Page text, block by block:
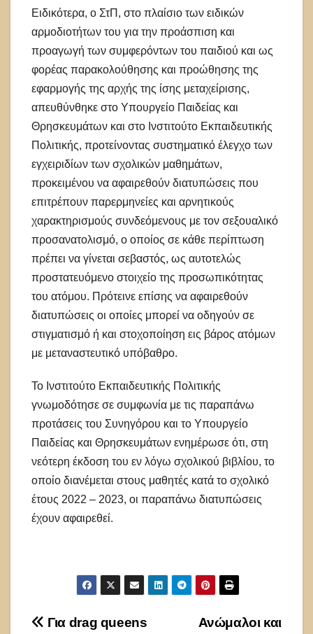
Eιδικότερα, ο ΣτΠ, στο πλαίσιο των ειδικών
αρμοδιοτήτων του για την προάσπιση και
προαγωγή των συμφερόντων του παιδιού και ως
φορέας παρακολούθησης και προώθησης της
εφαρμογής της αρχής της ίσης μεταχείρισης,
απευθύνθηκε στο Υπουργείο Παιδείας και
Θρησκευμάτων και στο Ινστιτούτο Εκπαιδευτικής
Πολιτικής, προτείνοντας συστηματικό έλεγχο των
εγχειριδίων των σχολικών μαθημάτων,
προκειμένου να αφαιρεθούν διατυπώσεις που
επιτρέπουν παρερμηνείες και αρνητικούς
χαρακτηρισμούς συνδεόμενους με τον σεξουαλικό
προσανατολισμό, ο οποίος σε κάθε περίπτωση
πρέπει να γίνεται σεβαστός, ως αυτοτελώς
προστατευόμενο στοιχείο της προσωπικότητας
του ατόμου. Πρότεινε επίσης να αφαιρεθούν
διατυπώσεις οι οποίες μπορεί να οδηγούν σε
στιγματισμό ή και στοχοποίηση εις βάρος ατόμων
με μεταναστευτικό υπόβαθρο.
Το Ινστιτούτο Εκπαιδευτικής Πολιτικής
γνωμοδότησε σε συμφωνία με τις παραπάνω
προτάσεις του Συνηγόρου και το Υπουργείο
Παιδείας και Θρησκευμάτων ενημέρωσε ότι, στη
νεότερη έκδοση του εν λόγω σχολικού βιβλίου, το
οποίο διανέμεται στους μαθητές κατά το σχολικό
έτους 2022 – 2023, οι παραπάνω διατυπώσεις
έχουν αφαιρεθεί.
Πλοήγηση Ανώμαλοι και
Για drag queens